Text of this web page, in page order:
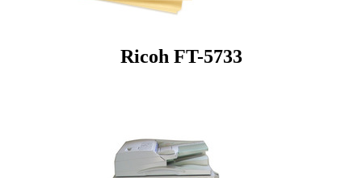
Ricoh FT-5733